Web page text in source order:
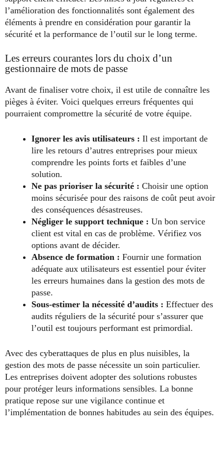
l’amélioration des fonctionnalités sont également des
éléments à prendre en considération pour garantir la
sécurité et la performance de l’outil sur le long terme.
Les erreurs courantes lors du choix d’un
gestionnaire de mots de passe
Avant de finaliser votre choix, il est utile de connaître les
pièges à éviter. Voici quelques erreurs fréquentes qui
pourraient compromettre la sécurité de votre équipe.
Ignorer les avis utilisateurs : Il est important de
lire les retours d’autres entreprises pour mieux
comprendre les points forts et faibles d’une
solution.
Ne pas prioriser la sécurité : Choisir une option
moins sécurisée pour des raisons de coût peut avoir
des conséquences désastreuses.
Négliger le support technique : Un bon service
client est vital en cas de problème. Vérifiez vos
options avant de décider.
Absence de formation : Fournir une formation
adéquate aux utilisateurs est essentiel pour éviter
les erreurs humaines dans la gestion des mots de
passe.
Sous-estimer la nécessité d’audits : Effectuer des
audits réguliers de la sécurité pour s’assurer que
l’outil est toujours performant est primordial.
Avec des cyberattaques de plus en plus nuisibles, la
gestion des mots de passe nécessite un soin particulier.
Les entreprises doivent adopter des solutions robustes
pour protéger leurs informations sensibles. La bonne
pratique repose sur une vigilance continue et
l’implémentation de bonnes habitudes au sein des équipes.